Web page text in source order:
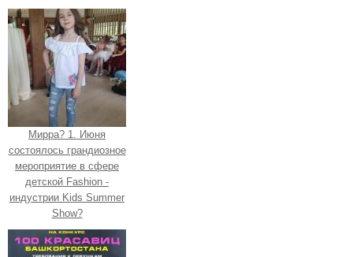
Мирра? 1. Июня
состоялось грандиозное
мероприятие в сфере
детской Fashion -
индустрии Kids Summer
Show?